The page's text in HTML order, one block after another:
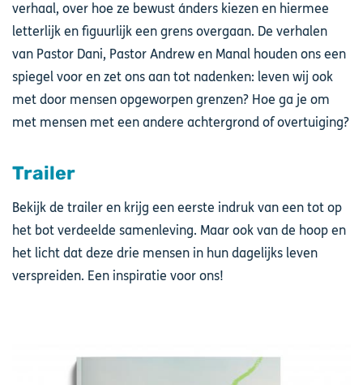
verhaal, over hoe ze bewust ánders kiezen en hiermee
letterlijk en figuurlijk een grens overgaan. De verhalen
van Pastor Dani, Pastor Andrew en Manal houden ons een
spiegel voor en zet ons aan tot nadenken: leven wij ook
met door mensen opgeworpen grenzen? Hoe ga je om
met mensen met een andere achtergrond of overtuiging?
Trailer
Bekijk de trailer en krijg een eerste indruk van een tot op
het bot verdeelde samenleving. Maar ook van de hoop en
het licht dat deze drie mensen in hun dagelijks leven
verspreiden. Een inspiratie voor ons!